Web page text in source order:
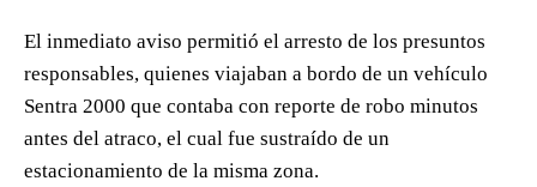
El inmediato aviso permitió el arresto de los presuntos
responsables, quienes viajaban a bordo de un vehículo
Sentra 2000 que contaba con reporte de robo minutos
antes del atraco, el cual fue sustraído de un
estacionamiento de la misma zona.